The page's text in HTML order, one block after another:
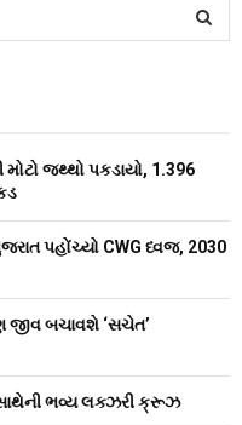
C
જથ્થો પકડાયો, 1.396
પહોંચ્યો CWG ધ્વજ, 2030
જીવ બચાવશે ‘સચેત’
ભવ્ય લક્ઝરી ક્રૂઝ